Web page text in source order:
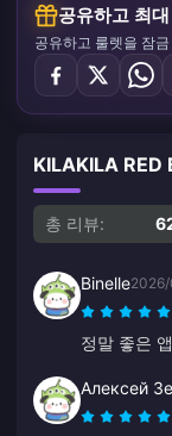
공유하고 최
공유하고 룰렛을 잠
KILAKILA RED
총 리뷰:
Binelle
정말 좋은
Алексей